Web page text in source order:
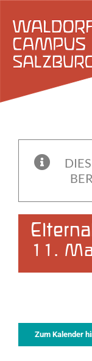
Inhalt
springen
11.
Zum Kalender